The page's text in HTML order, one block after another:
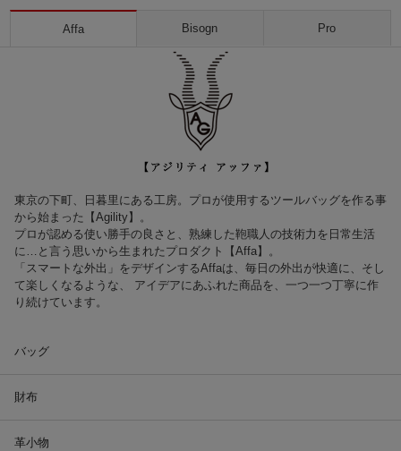
Affa Bisogn Pro
東京の下町、日暮里にある工房。プロが使用するツールバッグを作る事
から始まった【Agility】。
プロが認める使い勝手の良さと、熟練した鞄職人の技術力を日常生活
に…と言う思いから生まれたプロダクト【Affa】。
「スマートな外出」をデザインするAffaは、毎日の外出が快適に、そし
て楽しくなるような、 アイデアにあふれた商品を、一つ一つ丁寧に作
り続けています。
バッグ
財布
革小物